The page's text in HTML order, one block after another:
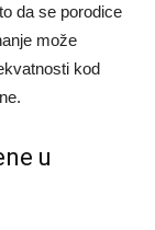
da se porodice
može
kod
u